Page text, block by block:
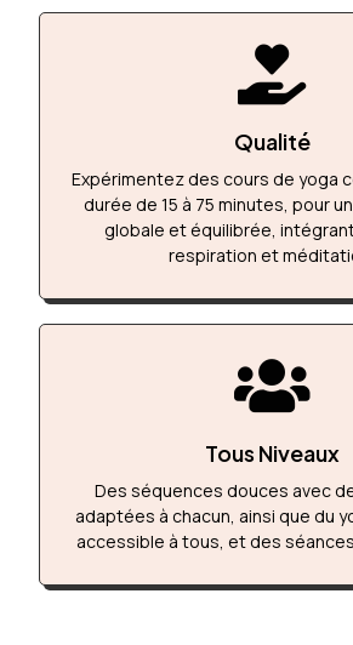

Qualité
Expérimentez des cours de yoga
durée de 15 à 75 minutes, pour
globale et équilibrée,
respiration et

Tous Niveaux
Des séquences douces avec
adaptées à chacun, ainsi que du
accessible à tous, et des